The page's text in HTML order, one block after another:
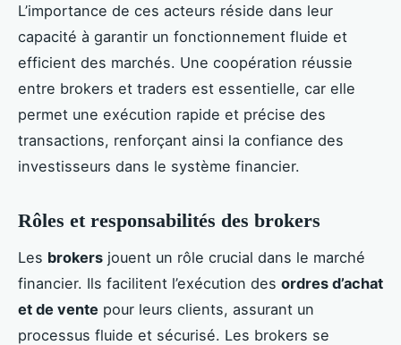
L’importance de ces acteurs réside dans leur
capacité à garantir un fonctionnement fluide et
efficient des marchés. Une coopération réussie
entre brokers et traders est essentielle, car elle
permet une exécution rapide et précise des
transactions, renforçant ainsi la confiance des
investisseurs dans le système financier.
Rôles et responsabilités des brokers
Les brokers jouent un rôle crucial dans le marché
financier. Ils facilitent l’exécution des ordres d’achat
et de vente pour leurs clients, assurant un
processus fluide et sécurisé. Les brokers se